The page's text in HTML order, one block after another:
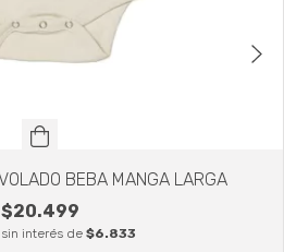
BEBA MANGA LARGA
$20.499
interés de $6.833